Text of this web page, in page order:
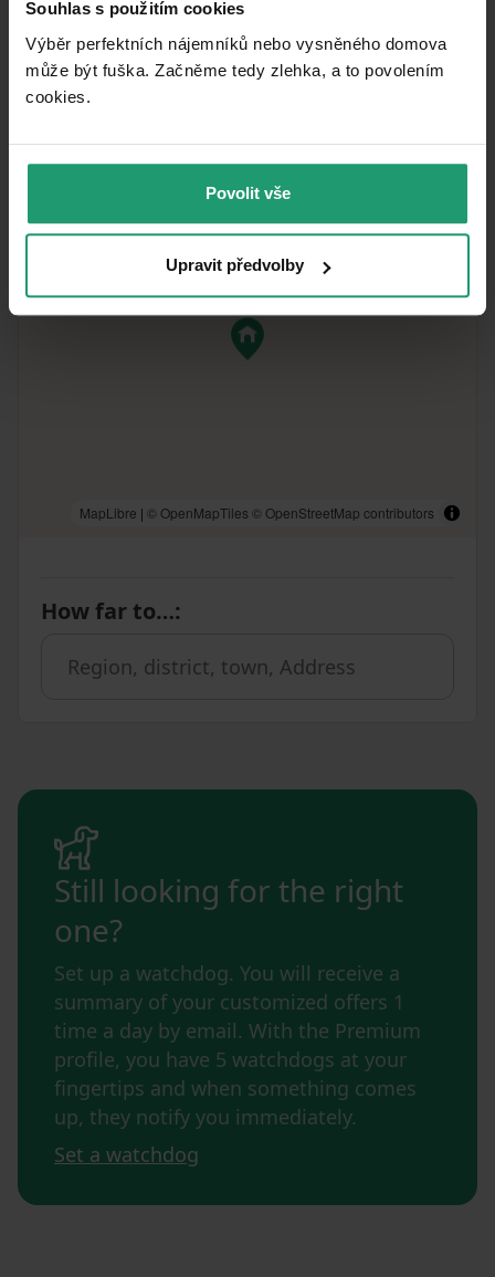
Souhlas s použitím cookies
Výběr perfektních nájemníků nebo vysněného domova
může být fuška. Začněme tedy zlehka, a to povolením
cookies.​
Povolit vše
Upravit předvolby
Lift
What you will find nearby
MapLibre | © OpenMapTiles © OpenStreetMap contributors
How far to…:
Still looking for the right
one?
Set up a watchdog. You will receive a
summary of your customized offers 1
time a day by email. With the Premium
profile, you have 5 watchdogs at your
fingertips and when something comes
up, they notify you immediately.
Set a watchdog